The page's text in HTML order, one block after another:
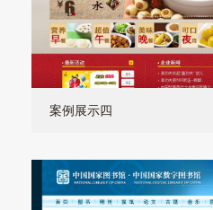
案例展示四